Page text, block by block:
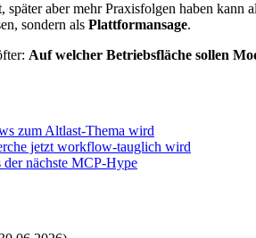
aber mehr Praxisfolgen haben
sondern als Plattformansage.
Auf welcher Betriebsfläche sollen
zum Altlast-Thema wird
jetzt workflow-tauglich wird
nächste MCP-Hype